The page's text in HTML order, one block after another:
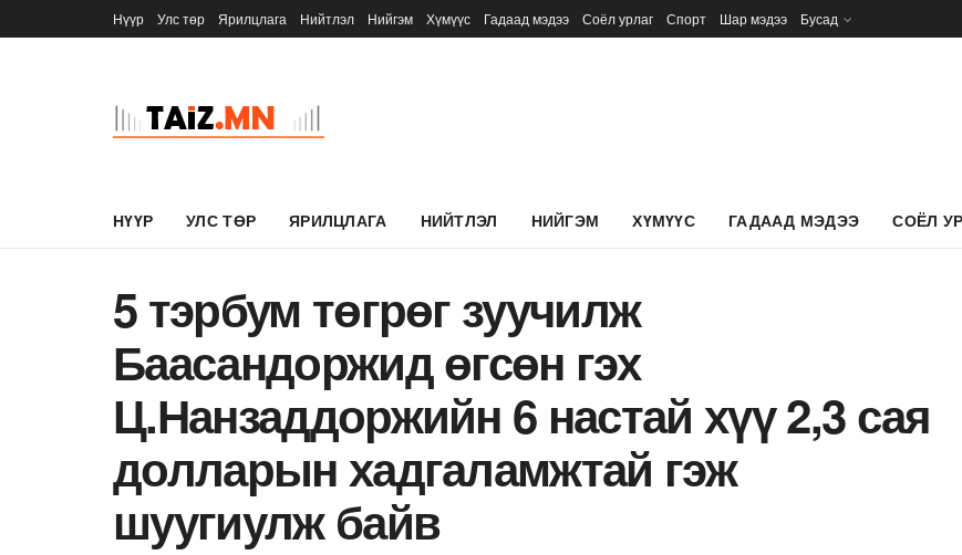
Нүүр Улс төр Ярилцлага Нийтлэл Нийгэм Хүмүүс Гадаад мэдээ Соёл урлаг Спорт Шар мэдээ Бусад
НҮҮР УЛС ТӨР ЯРИЛЦЛАГА НИЙТЛЭЛ НИЙГЭМ ХҮМҮҮС ГАДААД МЭДЭЭ СОЁЛ
5 тэрбум төгрөг зуучилж
Баасандоржид өгсөн гэх
Ц.Нанзаддоржийн 6 настай хүү 2,3 сая
долларын хадгаламжтай гэж
шуугиулж байв